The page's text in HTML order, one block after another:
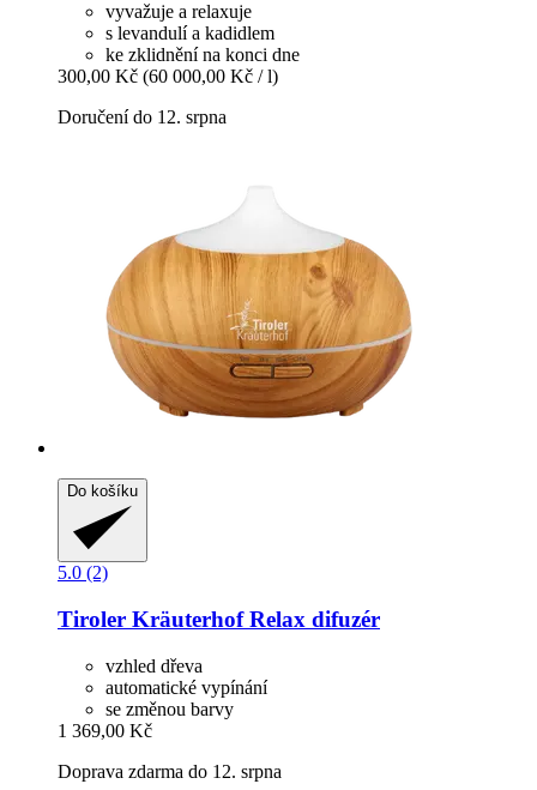
vyvažuje a relaxuje
s levandulí a kadidlem
ke zklidnění na konci dne
300,00 Kč (60 000,00 Kč / l)
Doručení do 12. srpna
Do košíku
5.0 (2)
Tiroler KräuterhofRelax difuzér
vzhled dřeva
automatické vypínání
se změnou barvy
1 369,00 Kč
Doprava zdarma do 12. srpna